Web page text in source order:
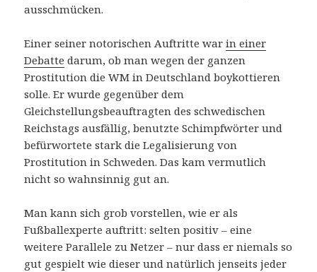
ausschmücken.
Einer seiner notorischen Auftritte warin einer
Debatte darum, ob man wegen der ganzen
Prostitution die WM in Deutschland boykottieren
solle. Er wurde gegenüber dem
Gleichstellungsbeauftragten des schwedischen
Reichstags ausfällig, benutzte Schimpfwörter und
befürwortete stark die Legalisierung von
Prostitution in Schweden. Das kam vermutlich
nicht so wahnsinnig gut an.
Man kann sich grob vorstellen, wie er als
Fußballexperte auftritt: selten positiv – eine
weitere Parallele zu Netzer – nur dass er niemals so
gut gespielt wie dieser und natürlich jenseits jeder